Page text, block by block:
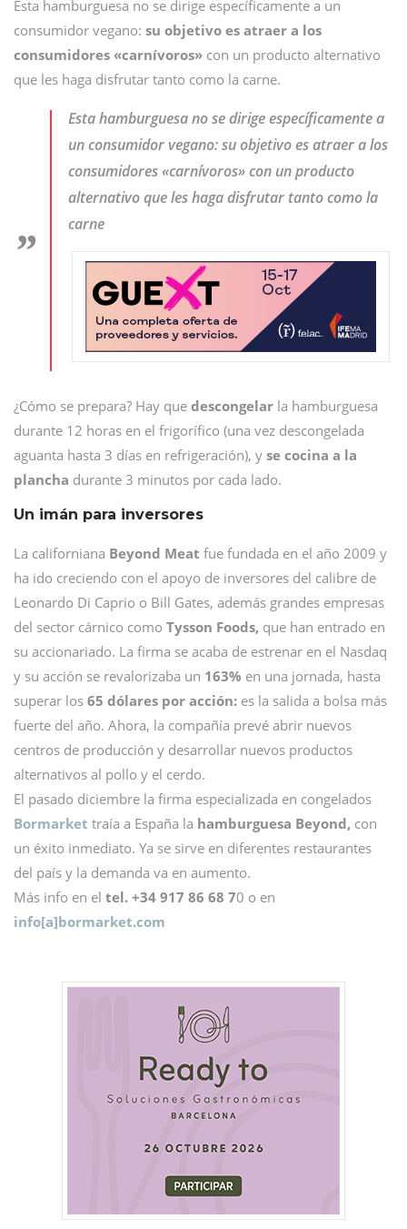
Esta hamburguesa no se dirige específicamente a un
consumidor vegano: su objetivo es atraer a los
consumidores «carnívoros» con un producto alternativo
que les haga disfrutar tanto como la carne.
Esta hamburguesa no se dirige específicamente a
un consumidor vegano: su objetivo es atraer a los
consumidores «carnívoros» con un producto
alternativo que les haga disfrutar tanto como la
carne
¿Cómo se prepara? Hay que descongelar la hamburguesa
durante 12 horas en el frigorífico (una vez descongelada
aguanta hasta 3 días en refrigeración), y se cocina a la
plancha durante 3 minutos por cada lado.
Un imán para inversores
La californiana Beyond Meat fue fundada en el año 2009 y
ha ido creciendo con el apoyo de inversores del calibre de
Leonardo Di Caprio o Bill Gates, además grandes empresas
del sector cárnico como Tysson Foods, que han entrado en
su accionariado. La firma se acaba de estrenar en el Nasdaq
y su acción se revalorizaba un 163% en una jornada, hasta
superar los 65 dólares por acción: es la salida a bolsa más
fuerte del año. Ahora, la compañía prevé abrir nuevos
centros de producción y desarrollar nuevos productos
alternativos al pollo y el cerdo.
El pasado diciembre la firma especializada en congelados
Bormarket traía a España la hamburguesa Beyond, con
un éxito inmediato. Ya se sirve en diferentes restaurantes
del país y la demanda va en aumento.
Más info en el tel. +34 917 86 68 70 o en
info[a]bormarket.com